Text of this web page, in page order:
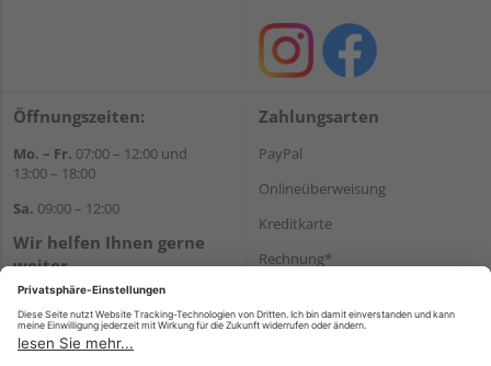
Öffnungszeiten:
Mo. – Fr. 07:00 – 12:00 und
13:00 – 18:00
Sa. 09:00 – 12:00
Wir helfen Ihnen gerne
weiter
Tel.:+49 8122 14197
E-Mail:vertrieb@holz-liebl.de
Zahlungsarten
PayPal
Onlineüberweisung
Kreditkarte
Rechnung*
Versand